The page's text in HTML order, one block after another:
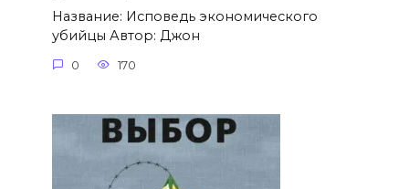
Название: Исповедь экономического
убийцы Автор: Джон
0 170